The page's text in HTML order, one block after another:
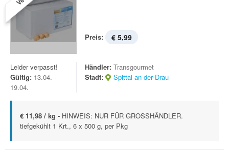
Preis: € 5,99
Leider verpasst!
Gültig: 13.04. -
19.04.
Händler: Transgourmet
Stadt:
Spittal an der Drau
€ 11,98 / kg - HINWEIS: NUR FÜR GROSSHÄNDLER.
tiefgekühlt 1 Krt., 6 x 500 g, per Pkg